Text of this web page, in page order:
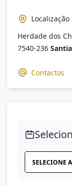
Localização
Herdade dos
7540-236
Contactos
SELECIONE